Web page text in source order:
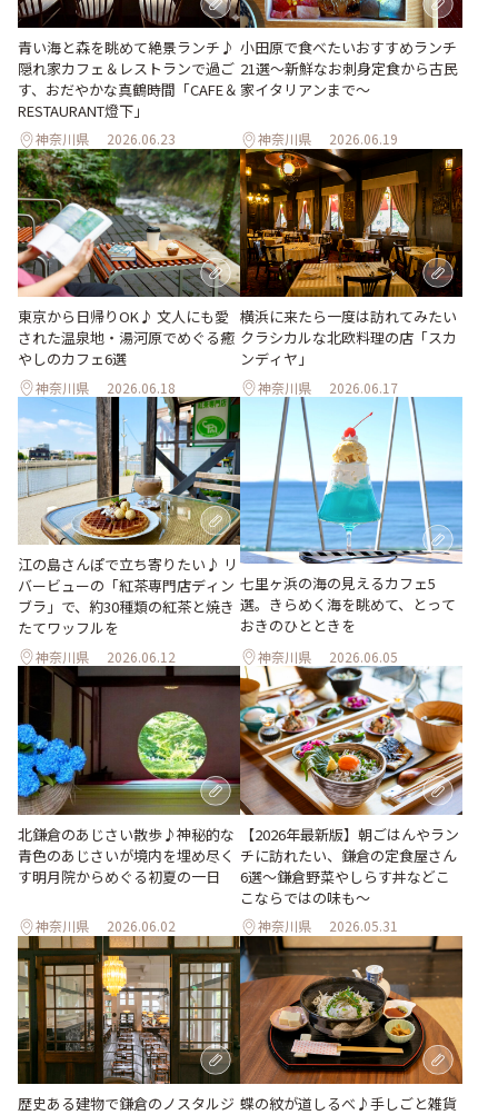
青い海と森を眺めて絶景ランチ♪
隠れ家カフェ＆レストランで過ご
す、おだやかな真鶴時間「CAFE＆
RESTAURANT燈下」
神奈川県 2026.06.23
小田原で食べたいおすすめランチ
21選～新鮮なお刺身定食から古民
家イタリアンまで～
神奈川県 2026.06.19
東京から日帰りOK♪ 文人にも愛
された温泉地・湯河原でめぐる癒
やしのカフェ6選
神奈川県 2026.06.18
横浜に来たら一度は訪れてみたい
クラシカルな北欧料理の店「スカ
ンディヤ」
神奈川県 2026.06.17
江の島さんぽで立ち寄りたい♪ リ
バービューの「紅茶専門店ディン
ブラ」で、約30種類の紅茶と焼き
たてワッフルを
神奈川県 2026.06.12
七里ヶ浜の海の見えるカフェ5
選。きらめく海を眺めて、とって
おきのひとときを
神奈川県 2026.06.05
北鎌倉のあじさい散歩♪神秘的な
青色のあじさいが境内を埋め尽く
す明月院からめぐる初夏の一日
神奈川県 2026.06.02
【2026年最新版】朝ごはんやラン
チに訪れたい、鎌倉の定食屋さん
6選～鎌倉野菜やしらす丼などこ
こならではの味も～
神奈川県 2026.05.31
歴史ある建物で鎌倉のノスタルジ 蝶の紋が道しるべ♪手しごと雑貨